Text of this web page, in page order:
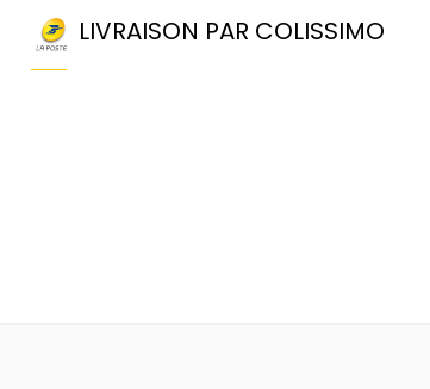
LIVRAISON PAR COLISSIMO